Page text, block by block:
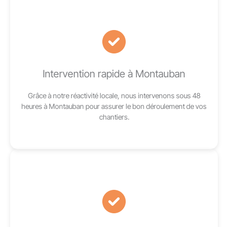
Intervention rapide à Montauban
Grâce à notre réactivité locale, nous intervenons sous 48
heures à Montauban pour assurer le bon déroulement de vos
chantiers.